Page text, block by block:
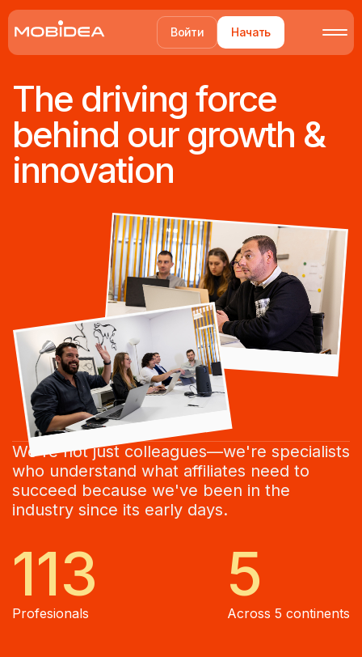
Войти Начать
The driving force
behind our growth &
innovation
We're not just colleagues—we're specialists
who understand what affiliates need to
succeed because we've been in the
industry since its early days.
113
Profesionals
5
Across 5 continents